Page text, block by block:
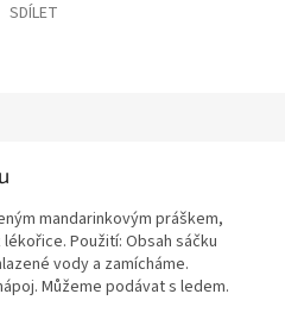
SDÍLET
mandarinkovým práškem,
Použití: Obsah sáčku
vody a zamícháme.
Můžeme podávat s ledem.